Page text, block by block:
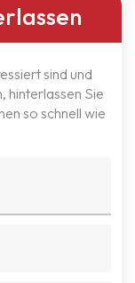
sind und
hinterlassen Sie
so schnell wie